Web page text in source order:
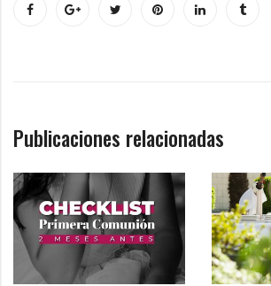
Publicaciones relacionadas